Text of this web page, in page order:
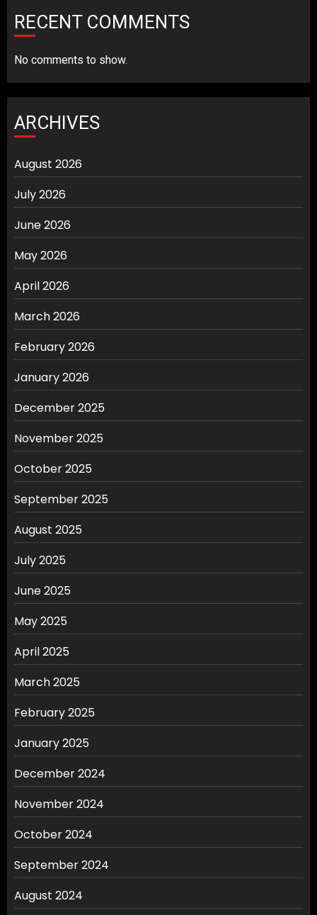
RECENT COMMENTS
No comments to show.
ARCHIVES
August 2026
July 2026
June 2026
May 2026
April 2026
March 2026
February 2026
January 2026
December 2025
November 2025
October 2025
September 2025
August 2025
July 2025
June 2025
May 2025
April 2025
March 2025
February 2025
January 2025
December 2024
November 2024
October 2024
September 2024
August 2024